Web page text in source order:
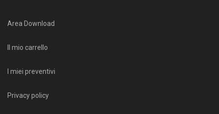
Area Download
Il mio carrello
I miei preventivi
Privacy policy